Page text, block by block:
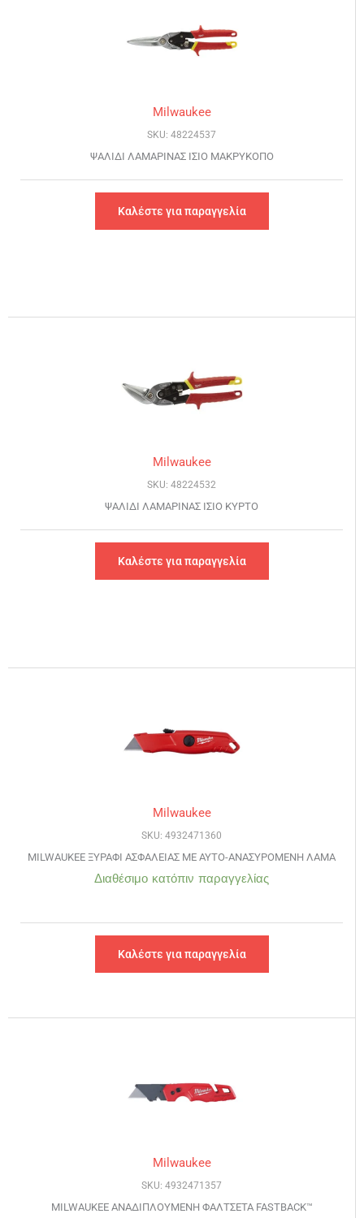
Milwaukee
SKU: 48224537
ΨΑΛΙΔΙ ΛΑΜΑΡΙΝΑΣ ΙΣΙΟ ΜΑΚΡΥΚΟΠΟ
Καλέστε για παραγγελία
Milwaukee
SKU: 48224532
ΨΑΛΙΔΙ ΛΑΜΑΡΙΝΑΣ ΙΣΙΟ ΚΥΡΤΟ
Καλέστε για παραγγελία
Milwaukee
SKU: 4932471360
MILWAUKEE ΞΥΡΑΦΙ ΑΣΦΑΛΕΙΑΣ ΜΕ ΑΥΤΟ-ΑΝΑΣΥΡΟΜΕΝΗ ΛΑΜΑ
Διαθέσιμο κατόπιν παραγγελίας
Καλέστε για παραγγελία
Milwaukee
SKU: 4932471357
MILWAUKEE ΑΝΑΔΙΠΛΟΥΜΕΝH ΦΑΛΤΣΕΤΑ FASTBACK™